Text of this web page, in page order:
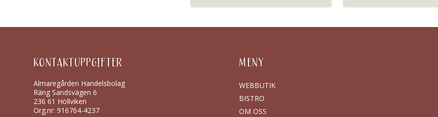
KONTAKTUPPGIFTER
Almaregården Handelsbolag
Räng Sandsvägen 6
236 61 Höllviken
Org.nr: 916764-4237
MENY
WEBBUTIK
BISTRO
OM OSS